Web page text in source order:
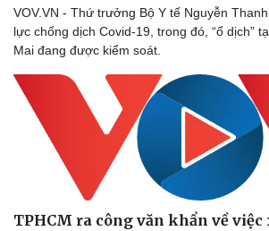
VOV.VN - Thứ trưởng Bộ Y tế Nguyễn
lực chống dịch Covid-19, trong đó, “ổ dịch”
Mai đang được kiểm soát.
TPHCM ra công văn khẩn về việc